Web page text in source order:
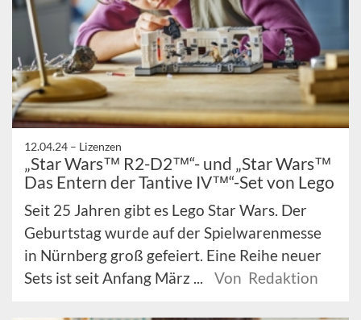
12.04.24 – Lizenzen
„Star Wars™ R2-D2™“- und „Star Wars™
Das Entern der Tantive IV™“-Set von Lego
Seit 25 Jahren gibt es Lego Star Wars. Der
Geburtstag wurde auf der Spielwarenmesse
in Nürnberg groß gefeiert. Eine Reihe neuer
Sets ist seit Anfang März ...
Von Redaktion